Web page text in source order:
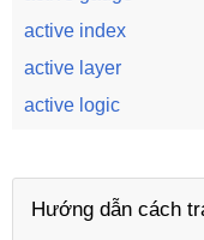
active index
active layer
active logic
Hướng dẫn cách